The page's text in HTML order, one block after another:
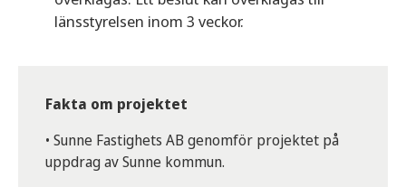
länsstyrelsen inom 3 veckor.
Fakta om projektet
• Sunne Fastighets AB genomför projektet på
uppdrag av Sunne kommun.